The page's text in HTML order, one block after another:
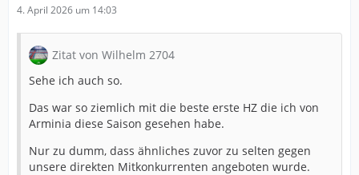
4. April 2026 um 14:03
Zitat von Wilhelm 2704
Sehe ich auch so.
Das war so ziemlich mit die beste erste HZ die ich von
Arminia diese Saison gesehen habe.
Nur zu dumm, dass ähnliches zuvor zu selten gegen
unsere direkten Mitkonkurrenten angeboten wurde.